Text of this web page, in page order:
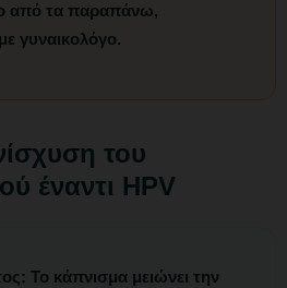
από τα παραπάνω,
γυναικολόγο.
του
έναντι HPV
Το κάπνισμα μειώνει την